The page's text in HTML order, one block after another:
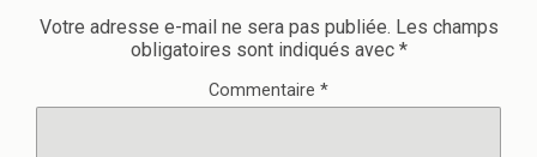
Votre adresse e-mail ne sera pas publiée. Les champs
obligatoires sont indiqués avec *
Commentaire *